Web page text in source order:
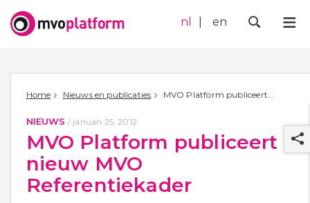
nl en
Home Nieuws en publicaties
NIEUWS / januari 25, 2012
MVO Platform publiceert
nieuw MVO
Referentiekader